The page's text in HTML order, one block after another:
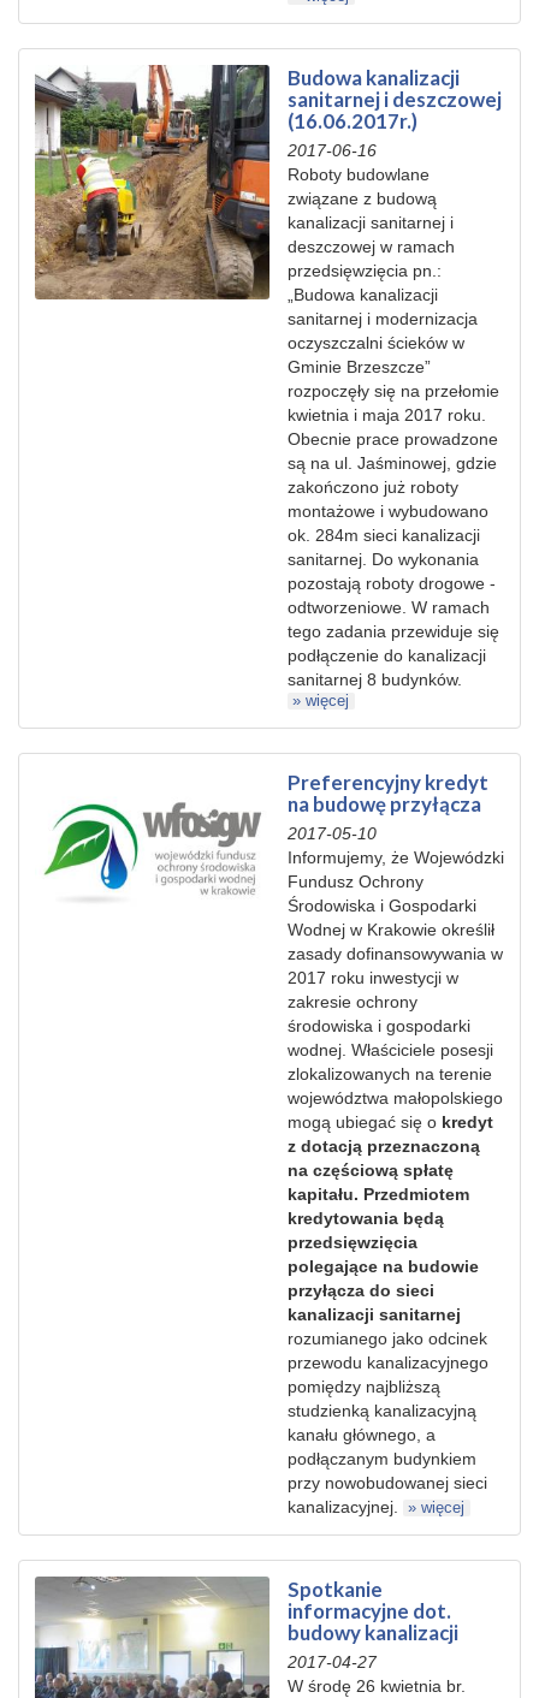
Budowa kanalizacji
sanitarnej i deszczowej
(16.06.2017r.)
2017-06-16
Roboty budowlane
związane z budową
kanalizacji sanitarnej i
deszczowej w ramach
przedsięwzięcia pn.:
„Budowa kanalizacji
sanitarnej i modernizacja
oczyszczalni ścieków w
Gminie Brzeszcze”
rozpoczęły się na przełomie
kwietnia i maja 2017 roku.
Obecnie prace prowadzone
są na ul. Jaśminowej, gdzie
zakończono już roboty
montażowe i wybudowano
ok. 284m sieci kanalizacji
sanitarnej. Do wykonania
pozostają roboty drogowe -
odtworzeniowe. W ramach
tego zadania przewiduje się
podłączenie do kanalizacji
sanitarnej 8 budynków.
» więcej
Preferencyjny kredyt
na budowę przyłącza
2017-05-10
Informujemy, że Wojewódzki
Fundusz Ochrony
Środowiska i Gospodarki
Wodnej w Krakowie określił
zasady dofinansowywania w
2017 roku inwestycji w
zakresie ochrony
środowiska i gospodarki
wodnej. Właściciele posesji
zlokalizowanych na terenie
województwa małopolskiego
mogą ubiegać się o kredyt
z dotacją przeznaczoną
na częściową spłatę
kapitału. Przedmiotem
kredytowania będą
przedsięwzięcia
polegające na budowie
przyłącza do sieci
kanalizacji sanitarnej
rozumianego jako odcinek
przewodu kanalizacyjnego
pomiędzy najbliższą
studzienką kanalizacyjną
kanału głównego, a
podłączanym budynkiem
przy nowobudowanej sieci
kanalizacyjnej.
» więcej
Spotkanie
informacyjne dot.
budowy kanalizacji
2017-04-27
W środę 26 kwietnia br.